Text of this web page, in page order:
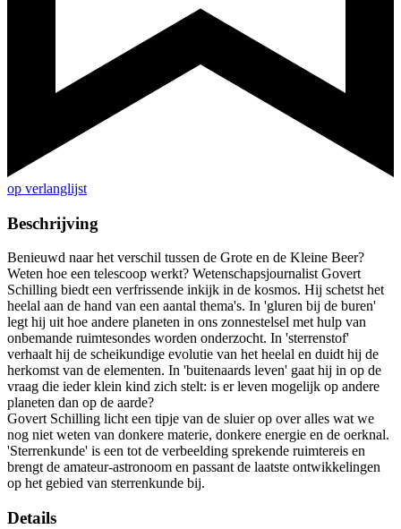
op verlanglijst
Beschrijving
Benieuwd naar het verschil tussen de Grote en de Kleine Beer?
Weten hoe een telescoop werkt? Wetenschapsjournalist Govert
Schilling biedt een verfrissende inkijk in de kosmos. Hij schetst het
heelal aan de hand van een aantal thema's. In 'gluren bij de buren'
legt hij uit hoe andere planeten in ons zonnestelsel met hulp van
onbemande ruimtesondes worden onderzocht. In 'sterrenstof'
verhaalt hij de scheikundige evolutie van het heelal en duidt hij de
herkomst van de elementen. In 'buitenaards leven' gaat hij in op de
vraag die ieder klein kind zich stelt: is er leven mogelijk op andere
planeten dan op de aarde?
Govert Schilling licht een tipje van de sluier op over alles wat we
nog niet weten van donkere materie, donkere energie en de oerknal.
'Sterrenkunde' is een tot de verbeelding sprekende ruimtereis en
brengt de amateur-astronoom en passant de laatste ontwikkelingen
op het gebied van sterrenkunde bij.
Details